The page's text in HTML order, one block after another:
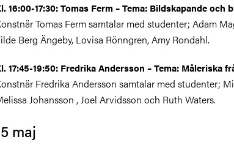
16:00-17:30: Tomas Ferm – Tema: Bildskapande och
Tomas Ferm samtalar med studenter; Adam
Berg Ängeby, Lovisa Rönngren, Amy Rondahl.
17:45-19:50: Fredrika Andersson – Tema: Måleriska
Fredrika Andersson samtalar med studenter;
Johansson , Joel Arvidsson och Ruth Waters.
maj